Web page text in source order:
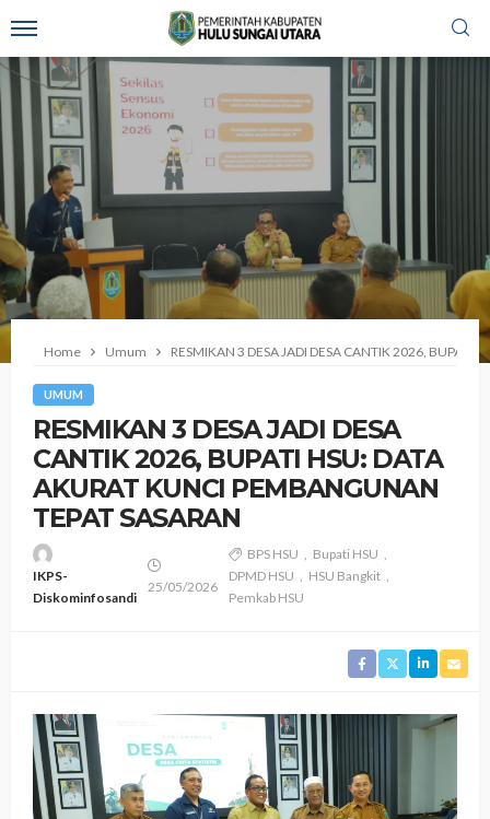
Home Umum RESMIKAN 3 DESA JADI DESA CANTIK 2026, BUPATI
UMUM
RESMIKAN 3 DESA JADI DESA
CANTIK 2026, BUPATI HSU: DATA
AKURAT KUNCI PEMBANGUNAN
TEPAT SASARAN
IKPS-
Diskominfosandi
25/05/2026
BPS HSU
Bupati HSU
DPMD HSU
HSU Bangkit
Pemkab HSU